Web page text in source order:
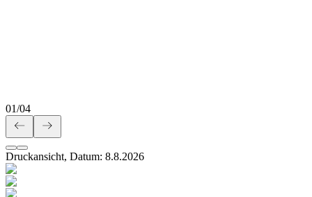
01/04
Druckansicht, Datum: 8.8.2026